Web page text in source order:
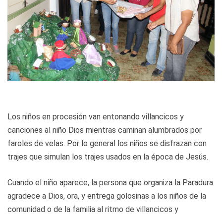
Los niños en procesión van entonando villancicos y
canciones al niño Dios mientras caminan alumbrados por
faroles de velas. Por lo general los niños se disfrazan con
trajes que simulan los trajes usados en la época de Jesús.
Cuando el niño aparece, la persona que organiza la Paradura
agradece a Dios, ora, y entrega golosinas a los niños de la
comunidad o de la familia al ritmo de villancicos y